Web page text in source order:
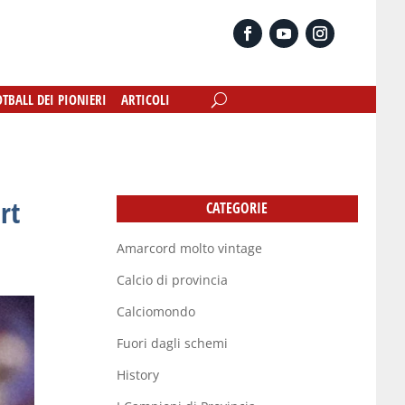
DEI PIONIERI ARTICOLI
DEI PIONIERI ARTICOLI
CATEGORIE
Amarcord molto vintage
Calcio di provincia
Calciomondo
Fuori dagli schemi
History